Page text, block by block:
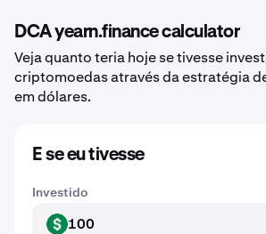
DCA yearn.finance calculator
Veja quanto teria hoje se tivesse
criptomoedas através da estratégia
em dólares.
E se eu tivesse
Investido
USD 100